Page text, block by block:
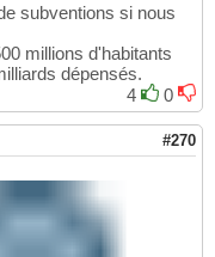
subventions si nous
millions d'habitants
dépensés.
4
0
#270